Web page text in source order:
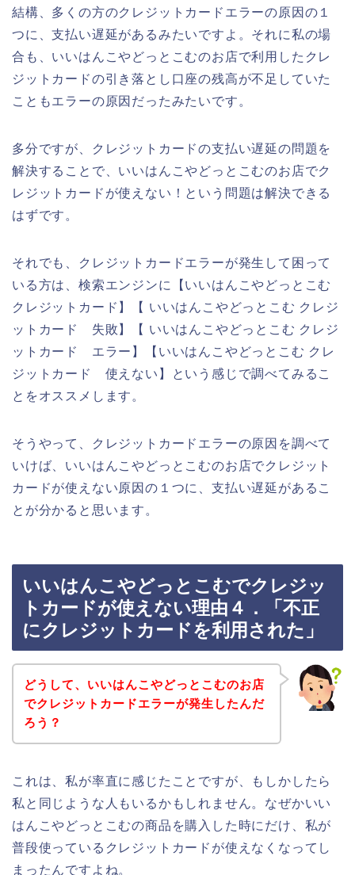
結構、多くの方のクレジットカードエラーの原因の１
つに、支払い遅延があるみたいですよ。それに私の場
合も、いいはんこやどっとこむのお店で利用したクレ
ジットカードの引き落とし口座の残高が不足していた
こともエラーの原因だったみたいです。
多分ですが、クレジットカードの支払い遅延の問題を
解決することで、いいはんこやどっとこむのお店でク
レジットカードが使えない！という問題は解決できる
はずです。
それでも、クレジットカードエラーが発生して困って
いる方は、検索エンジンに【いいはんこやどっとこむ
クレジットカード】【 いいはんこやどっとこむ クレジ
ットカード 失敗】【 いいはんこやどっとこむ クレジ
ットカード エラー】【いいはんこやどっとこむ クレ
ジットカード 使えない】という感じで調べてみるこ
とをオススメします。
そうやって、クレジットカードエラーの原因を調べて
いけば、いいはんこやどっとこむのお店でクレジット
カードが使えない原因の１つに、支払い遅延があるこ
とが分かると思います。
いいはんこやどっとこむでクレジッ
トカードが使えない理由４．「不正
にクレジットカードを利用された」
どうして、いいはんこやどっとこむのお店
でクレジットカードエラーが発生したんだ
ろう？
これは、私が率直に感じたことですが、もしかしたら
私と同じような人もいるかもしれません。なぜかいい
はんこやどっとこむの商品を購入した時にだけ、私が
普段使っているクレジットカードが使えなくなってし
まったんですよね。